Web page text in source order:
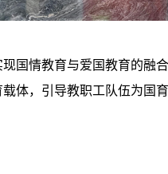
国情教育与爱国教育的融
体，引导教职工队伍为国